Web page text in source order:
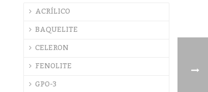
ACRÍLICO
BAQUELITE
CELERON
FENOLITE
GPO-3